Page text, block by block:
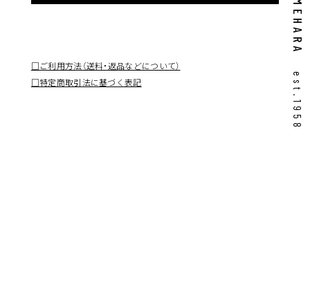
UMEHARA
est.1958
□ご利用方法（送料・返品などについて）
□特定商取引法に基づく表記